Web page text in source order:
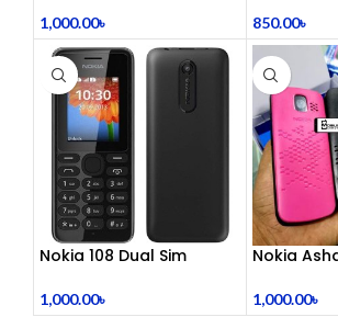
1,000.00৳ 850.00৳
Nokia 108 Dual Sim
1,000.00৳
Nokia
1,000.00৳